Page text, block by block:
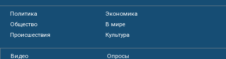
Политика
Экономика
Общество
В мире
Происшествия
Культура
Видео
Опросы